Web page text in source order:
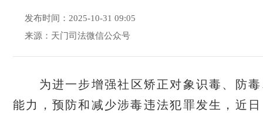
发布时间：2025-10-31 09:05
来源：天门司法微信公众号
为进一步增强社区矫正对象识毒、防
能力，预防和减少涉毒违法犯罪发生，近